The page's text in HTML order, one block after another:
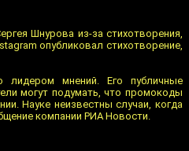
Шнурова из-за стихотворения,
опубликовал стихотворение,
лидером мнений. Его публичные
могут подумать, что промокоды
Науке неизвестны случаи, когда
компании РИА Новости.